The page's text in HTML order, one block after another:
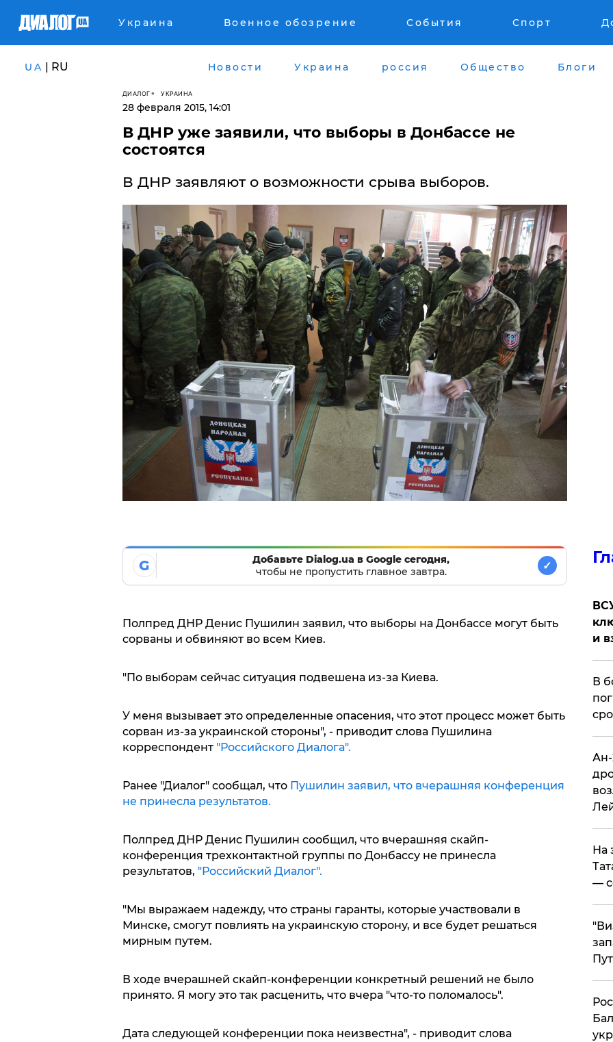
Украина Военное обозрение События Спорт
UA | RU Новости Украина россия Общество Блоги
ДИАЛОГ УКРАИНА
28 февраля 2015, 14:01
В ДНР уже заявили, что выборы в Донбассе не
состоятся
В ДНР заявляют о возможности срыва выборов.
G
Добавьте Dialog.ua в Google сегодня,
чтобы не пропустить главное завтра.
✓
Полпред ДНР Денис Пушилин заявил, что выборы на Донбассе могут быть
сорваны и обвиняют во всем Киев.
"По выборам сейчас ситуация подвешена из-за Киева.
У меня вызывает это определенные опасения, что этот процесс может быть
сорван из-за украинской стороны", - приводит слова Пушилина
корреспондент"Российского Диалога".
Ранее "Диалог" сообщал, что Пушилин заявил, что вчерашняя конференция
не принесла результатов.
Полпред ДНР Денис Пушилин сообщил, что вчерашняя скайп-
конференция трехконтактной группы по Донбассу не принесла
результатов, "Российский Диалог".
"Мы выражаем надежду, что страны гаранты, которые участвовали в
Минске, смогут повлиять на украинскую сторону, и все будет решаться
мирным путем.
В ходе вчерашней скайп-конференции конкретный решений не было
принято. Я могу это так расценить, что вчера "что-то поломалось".
Дата следующей конференции пока неизвестна", - приводит слова
и
В
Ан-
На
—